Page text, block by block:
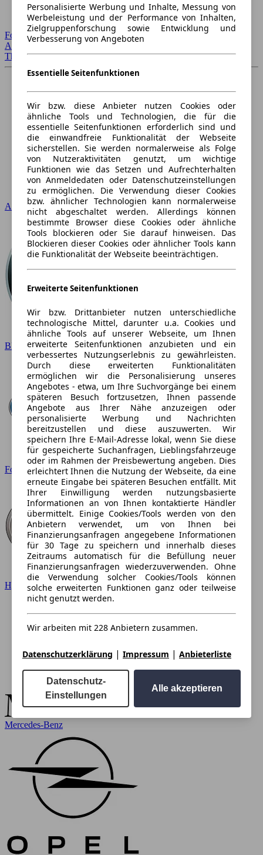
Forum Startseite
Alle Auto-Foren
Themen-Forum
Audi
BMW
Ford
Hyundai
Mercedes-Benz
Personalisierte Werbung und Inhalte, Messung von
Werbeleistung und der Performance von Inhalten,
Zielgruppenforschung sowie Entwicklung und
Verbesserung von Angeboten
Essentielle Seitenfunktionen
Wir bzw. diese Anbieter nutzen Cookies oder
ähnliche Tools und Technologien, die für die
essentielle Seitenfunktionen erforderlich sind und
die einwandfreie Funktionalität der Webseite
sicherstellen. Sie werden normalerweise als Folge
von Nutzeraktivitäten genutzt, um wichtige
Funktionen wie das Setzen und Aufrechterhalten
von Anmeldedaten oder Datenschutzeinstellungen
zu ermöglichen. Die Verwendung dieser Cookies
bzw. ähnlicher Technologien kann normalerweise
nicht abgeschaltet werden. Allerdings können
bestimmte Browser diese Cookies oder ähnliche
Tools blockieren oder Sie darauf hinweisen. Das
Blockieren dieser Cookies oder ähnlicher Tools kann
die Funktionalität der Webseite beeinträchtigen.
Erweiterte Seitenfunktionen
Wir bzw. Drittanbieter nutzen unterschiedliche
technologische Mittel, darunter u.a. Cookies und
ähnliche Tools auf unserer Webseite, um Ihnen
erweiterte Seitenfunktionen anzubieten und ein
verbessertes Nutzungserlebnis zu gewährleisten.
Durch diese erweiterten Funktionalitäten
ermöglichen wir die Personalisierung unseres
Angebotes - etwa, um Ihre Suchvorgänge bei einem
späteren Besuch fortzusetzen, Ihnen passende
Angebote aus Ihrer Nähe anzuzeigen oder
personalisierte Werbung und Nachrichten
bereitzustellen und diese auszuwerten. Wir
speichern Ihre E-Mail-Adresse lokal, wenn Sie diese
für gespeicherte Suchanfragen, Lieblingsfahrzeuge
oder im Rahmen der Preisbewertung angeben. Dies
erleichtert Ihnen die Nutzung der Webseite, da eine
erneute Eingabe bei späteren Besuchen entfällt. Mit
Ihrer Einwilligung werden nutzungsbasierte
Informationen an von Ihnen kontaktierte Händler
übermittelt. Einige Cookies/Tools werden von den
Anbietern verwendet, um von Ihnen bei
Finanzierungsanfragen angegebene Informationen
für 30 Tage zu speichern und innerhalb dieses
Zeitraums automatisch für die Befüllung neuer
Finanzierungsanfragen wiederzuverwenden. Ohne
die Verwendung solcher Cookies/Tools können
solche erweiterten Funktionen ganz oder teilweise
nicht genutzt werden.
Wir arbeiten mit 228 Anbietern zusammen.
Datenschutzerklärung | Impressum | Anbieterliste
Datenschutz-
Einstellungen
Alle akzeptieren